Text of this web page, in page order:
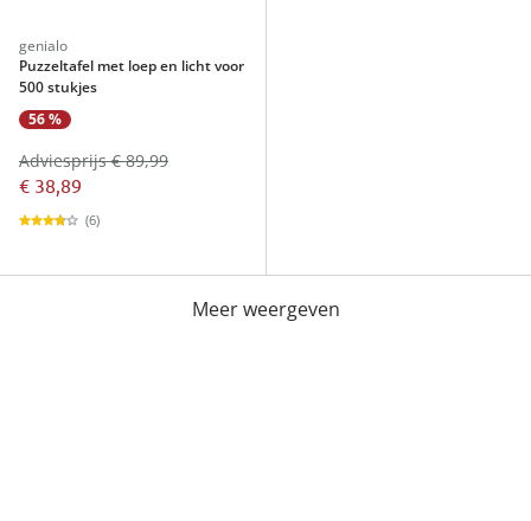
genialo
Puzzeltafel met loep en licht voor
500 stukjes
56 %
€ 38,89
Adviesprijs € 89,99
(6)
Meer weergeven